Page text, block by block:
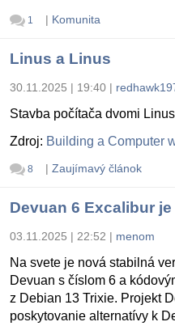
1 | Komunita
Linus a Linus
30.11.2025 | 19:40 |
Stavba počítača dvomi
Zdroj: Building a Computer
8 | Zaujímavý článok
Devuan 6 Excalibur
03.11.2025 | 22:52 | menom
Na svete je nová stabilná
Devuan s číslom 6 a
z Debian 13 Trixie. Projekt
poskytovanie alternatívy k